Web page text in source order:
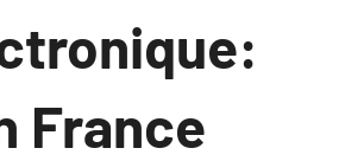
France